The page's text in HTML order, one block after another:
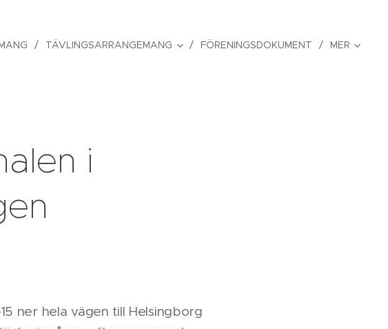
TÄVLINGSARRANGEMANG FÖRENINGSDOKUMENT MER
i
ner hela vägen till Helsingborg